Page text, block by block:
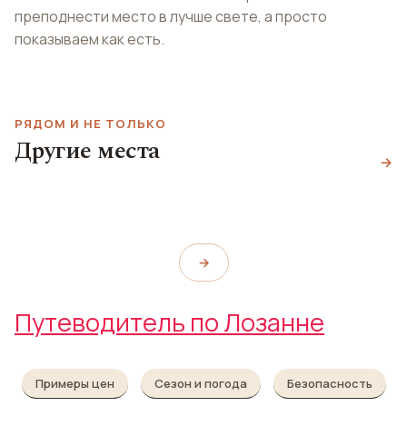
преподнести место в лучше свете, а просто
показываем как есть.
РЯДОМ И НЕ ТОЛЬКО
Другие места →
Эспланада де
Монбенон
→
Путеводитель по Лозанне
Примеры цен Сезон и погода Безопасность